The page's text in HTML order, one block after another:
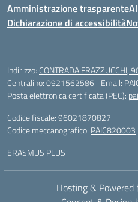
Amministrazione trasparente
Dichiarazione di accessibilità
Indirizzo: CONTRADA FRAZZUCCHI,
Centralino:0921562586 Email:
Posta elettronica certificata (PEC):
Codice fiscale: 96021870827
Codice meccanografico: PAIC820003
ERASMUS PLUS
Hosting & Powered